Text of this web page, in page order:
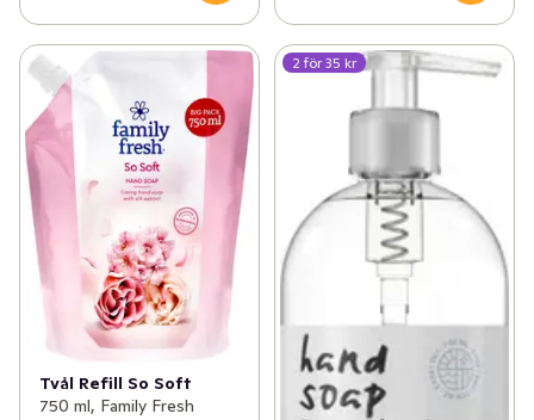
Tvål Refill So Soft
750 ml, Family Fresh
2 för 35 kr